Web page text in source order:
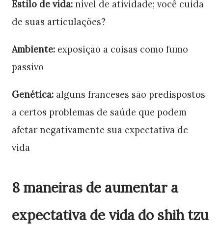
Estilo de vida: nível de atividade; você cuida
de suas articulações?
Ambiente: exposição a coisas como fumo
passivo
Genética: alguns franceses são predispostos
a certos problemas de saúde que podem
afetar negativamente sua expectativa de
vida
8 maneiras de aumentar a
expectativa de vida do shih tzu